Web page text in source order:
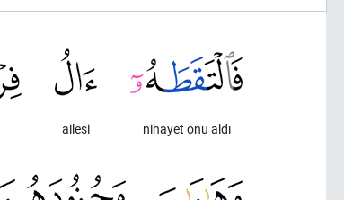
nihayet onu aldı
ailesi